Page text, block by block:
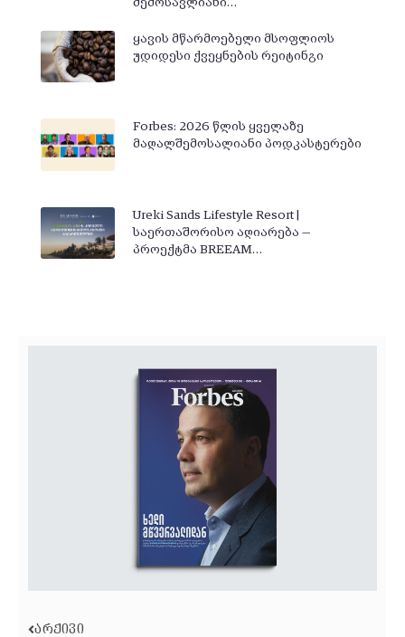
ყავის მწარმოებელი მსოფლიოს
უდიდესი ქვეყნების რეიტინგი
Forbes: 2026 წლის ყველაზე
მაღალშემოსალიანი პოდკასტერები
Ureki Sands Lifestyle Resort |
საერთაშორისო აღიარება —
პროექტმა BREEAM…
ᲐᲠᲥᲘᲕᲘ